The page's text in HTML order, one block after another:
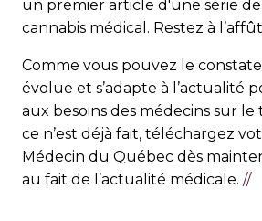
un premier article d'une série
cannabis médical. Restez à
Comme vous pouvez le
évolue et s’adapte à l’actualité
aux besoins des médecins sur le
ce n’est déjà fait, téléchargez
Médecin du Québec dès
au fait de l’actualité médicale. //